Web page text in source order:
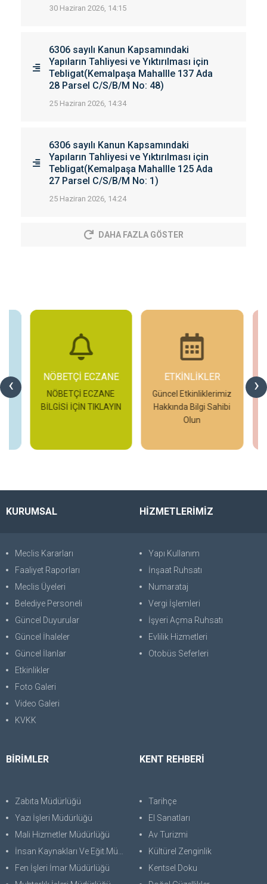
30 Haziran 2026, 14:15
6306 sayılı Kanun Kapsamındaki
Yapıların Tahliyesi ve Yıktırılması için
Tebligat(Kemalpaşa Mahallle 137 Ada
28 Parsel C/S/B/M No: 48)
25 Haziran 2026, 14:34
6306 sayılı Kanun Kapsamındaki
Yapıların Tahliyesi ve Yıktırılması için
Tebligat(Kemalpaşa Mahallle 125 Ada
27 Parsel C/S/B/M No: 1)
25 Haziran 2026, 14:24
DAHA FAZLA GÖSTER
‹ ›
NÖBETÇİ ECZANE
NÖBETÇİ ECZANE
BİLGİSİ İÇİN TIKLAYIN
ETKİNLİKLER
Güncel Etkinliklerimiz
Hakkında Bilgi Sahibi
Olun
KURUMSAL
Meclis Kararları
Faaliyet Raporları
Meclis Üyeleri
Belediye Personeli
Güncel Duyurular
Güncel İhaleler
Güncel İlanlar
Etkinlikler
Foto Galeri
Video Galeri
KVKK
HİZMETLERİMİZ
Yapı Kullanım
İnşaat Ruhsatı
Numarataj
Vergi İşlemleri
İşyeri Açma Ruhsatı
Evlilik Hizmetleri
Otobüs Seferleri
BİRİMLER
Zabıta Müdürlüğü
Yazı İşleri Müdürlüğü
Mali Hizmetler Müdürlüğü
İnsan Kaynakları Ve Eğit.Müdürlüğü
Fen İşleri İmar Müdürlüğü
KENT REHBERİ
Tarihçe
El Sanatları
Av Turizmi
Kültürel Zenginlik
Kentsel Doku